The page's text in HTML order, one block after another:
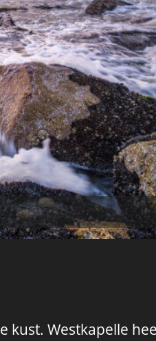
Westkapelle